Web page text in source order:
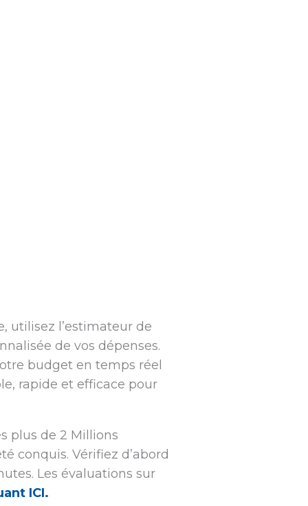
utilisez l’estimateur de
de vos dépenses.
budget en temps réel
rapide et efficace pour
plus de 2 Millions
conquis. Vérifiez d’abord
Les évaluations sur
ICI.